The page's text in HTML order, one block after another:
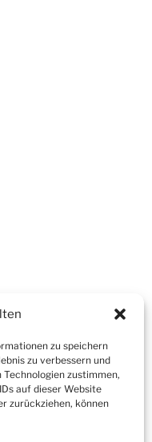
zu speichern
zu verbessern und
zustimmen,
auf dieser Website
zurückziehen, können